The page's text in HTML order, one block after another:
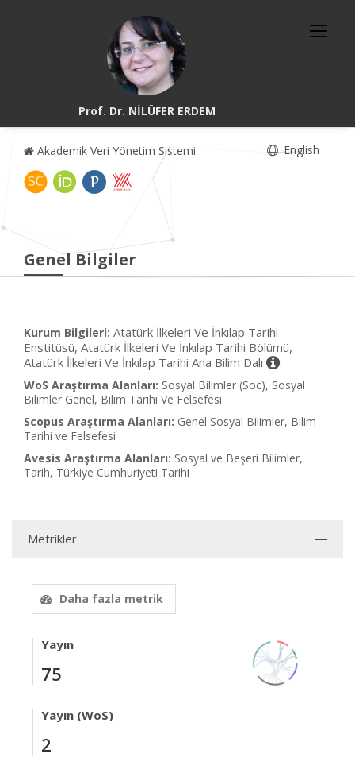
Prof. Dr. NİLÜFER ERDEM
Akademik Veri Yönetim Sistemi English
Genel Bilgiler
Kurum Bilgileri: Atatürk İlkeleri Ve İnkılap Tarihi
Enstitüsü, Atatürk İlkeleri Ve İnkılap Tarihi Bölümü,
Atatürk İlkeleri Ve İnkılap Tarihi Ana Bilim Dalı
WoS Araştırma Alanları: Sosyal Bilimler (Soc), Sosyal
Bilimler Genel, Bilim Tarihi Ve Felsefesi
Scopus Araştırma Alanları: Genel Sosyal Bilimler, Bilim
Tarihi ve Felsefesi
Avesis Araştırma Alanları: Sosyal ve Beşeri Bilimler,
Tarih, Türkiye Cumhuriyeti Tarihi
Metrikler
Daha fazla metrik
Yayın
75
Yayın (WoS)
2